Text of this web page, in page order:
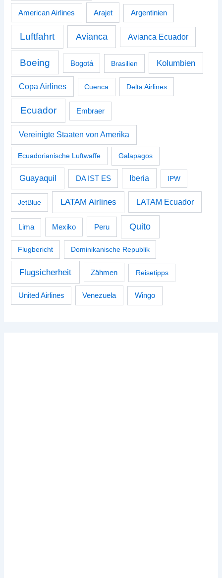
American Airlines Arajet Argentinien
Luftfahrt Avianca Avianca Ecuador
Boeing Bogotá Brasilien Kolumbien
Copa Airlines Cuenca Delta Airlines
Ecuador Embraer
Vereinigte Staaten von Amerika
Ecuadorianische Luftwaffe Galapagos
Guayaquil DA IST ES Iberia IPW
JetBlue LATAM Airlines LATAM Ecuador
Lima Mexiko Peru Quito
Flugbericht Dominikanische Republik
Flugsicherheit Zähmen Reisetipps
United Airlines Venezuela Wingo